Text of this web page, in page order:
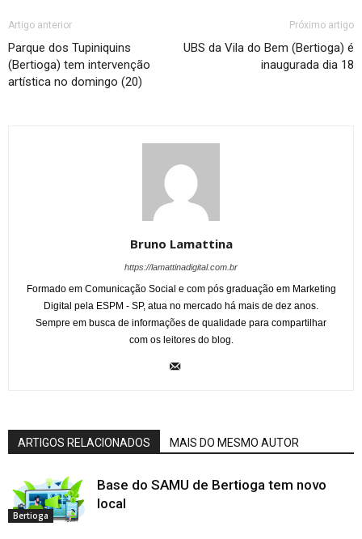
Artigo anterior
Parque dos Tupiniquins
(Bertioga) tem intervenção
artística no domingo (20)
Próximo artigo
UBS da Vila do Bem (Bertioga) é
inaugurada dia 18
Bruno Lamattina
https://lamattinadigital.com.br
Formado em Comunicação Social e com pós graduação em Marketing
Digital pela ESPM - SP, atua no mercado há mais de dez anos.
Sempre em busca de informações de qualidade para compartilhar
com os leitores do blog.
ARTIGOS RELACIONADOS MAIS DO MESMO AUTOR
Bertioga
Base do SAMU de Bertioga tem novo
local